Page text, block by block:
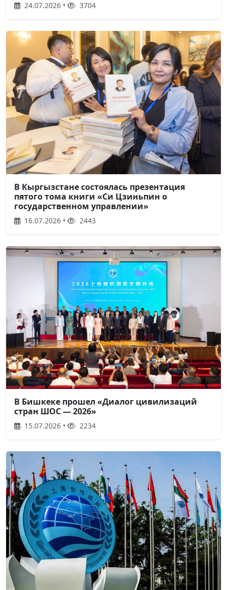
24.07.2026 • 3704
В Кыргызстане состоялась презентация
пятого тома книги «Си Цзиньпин о
государственном управлении»
16.07.2026 • 2443
В Бишкеке прошел «Диалог цивилизаций
стран ШОС — 2026»
15.07.2026 • 2234